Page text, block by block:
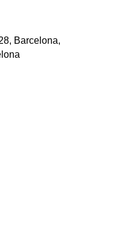
Barcelona,